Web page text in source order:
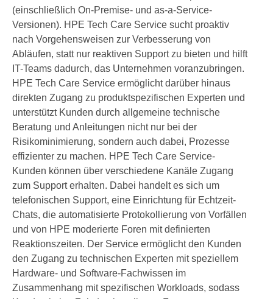
(einschließlich On-Premise- und as-a-Service-
Versionen). HPE Tech Care Service sucht proaktiv
nach Vorgehensweisen zur Verbesserung von
Abläufen, statt nur reaktiven Support zu bieten und hilft
IT-Teams dadurch, das Unternehmen voranzubringen.
HPE Tech Care Service ermöglicht darüber hinaus
direkten Zugang zu produktspezifischen Experten und
unterstützt Kunden durch allgemeine technische
Beratung und Anleitungen nicht nur bei der
Risikominimierung, sondern auch dabei, Prozesse
effizienter zu machen. HPE Tech Care Service-
Kunden können über verschiedene Kanäle Zugang
zum Support erhalten. Dabei handelt es sich um
telefonischen Support, eine Einrichtung für Echtzeit-
Chats, die automatisierte Protokollierung von Vorfällen
und von HPE moderierte Foren mit definierten
Reaktionszeiten. Der Service ermöglicht den Kunden
den Zugang zu technischen Experten mit speziellem
Hardware- und Software-Fachwissen im
Zusammenhang mit spezifischen Workloads, sodass